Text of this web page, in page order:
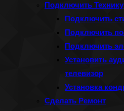
Подключить Технику
Подключить
Подключить
Подключить
Установить
телевизор
Установка
Сделать Ремонт